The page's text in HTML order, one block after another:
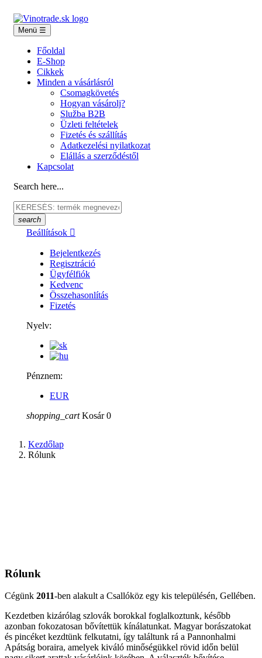
Menü ☰
Főoldal
E-Shop
Cikkek
Minden a vásárlásról
Csomagkövetés
Hogyan vásárolj?
Služba B2B
Üzleti feltételek
Fizetés és szállítás
Adatkezelési nyilatkozat
Elállás a szerződéstől
Kapcsolat
Search here...
search
Beállítások 
Bejelentkezés
Regisztráció
Ügyfélfiók
Kedvenc
Összehasonlítás
Fizetés
Nyelv:
Pénznem:
EUR
shopping_cart Kosár 0
Kezdőlap
Rólunk
Rólunk
Cégünk 2011-ben alakult a Csallóköz egy kis településén, Gellében.
Kezdetben kizárólag szlovák borokkal foglalkoztunk, később
azonban fokozatosan bővítettük kínálatunkat. Magyar borászatokat
és pincéket kezdtünk felkutatni, így találtunk rá a Pannonhalmi
Apátság boraira, amelyek kiváló minőségükkel rövid időn belül